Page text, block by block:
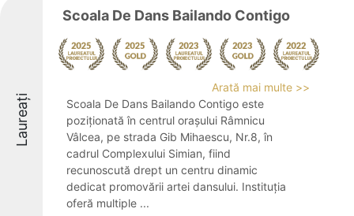
Laureați
Scoala De Dans Bailando Contigo
Arată mai multe >>
Scoala De Dans Bailando Contigo este
poziționată în centrul orașului Râmnicu
Vâlcea, pe strada Gib Mihaescu, Nr.8, în
cadrul Complexului Simian, fiind
recunoscută drept un centru dinamic
dedicat promovării artei dansului. Instituția
oferă multiple ...